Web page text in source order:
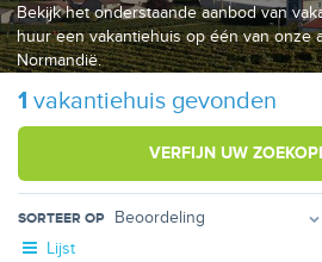
Bekijk het onderstaande aanbod van
huur een vakantiehuis op één van onze
Normandië.
1 vakantiehuis gevonden
VERFIJN UW
SORTEER OP
Lijst